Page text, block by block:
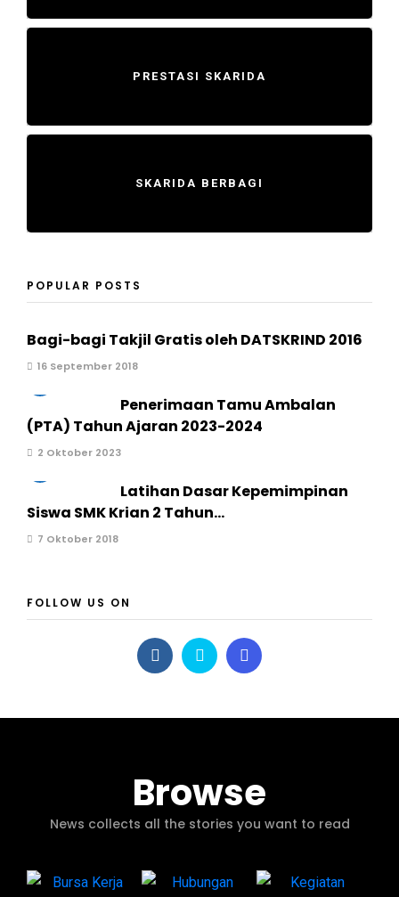
PRESTASI SKARIDA
SKARIDA BERBAGI
POPULAR POSTS
Bagi-bagi Takjil Gratis oleh DATSKRIND 2016
16 September 2018
Penerimaan Tamu Ambalan
(PTA) Tahun Ajaran 2023-2024
2 Oktober 2023
Latihan Dasar Kepemimpinan
Siswa SMK Krian 2 Tahun...
7 Oktober 2018
FOLLOW US ON
Browse
News collects all the stories you want to read